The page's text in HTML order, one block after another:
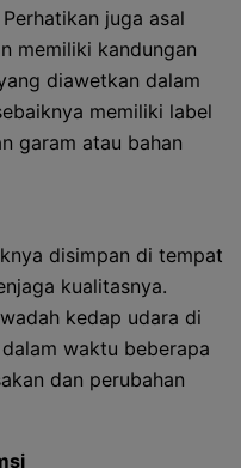
juga asal
memiliki kandungan
diawetkan dalam
memiliki label
garam atau bahan
disimpan di tempat
kualitasnya.
kedap udara di
waktu beberapa
dan perubahan